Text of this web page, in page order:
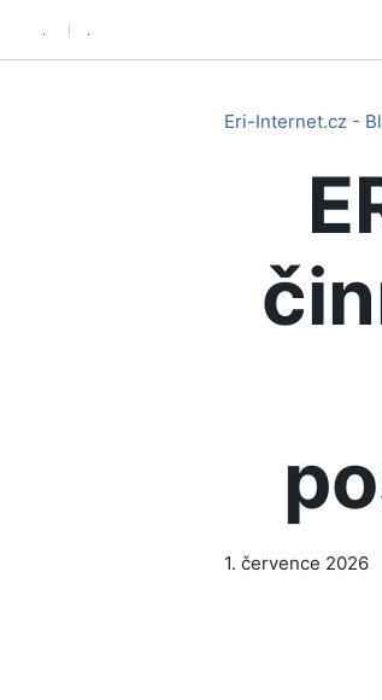
. .
Eri-Internet.cz -
1. července 2026